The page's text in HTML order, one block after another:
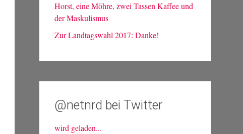
Horst, eine Möhre, zwei Tassen Kaffee und
der Maskulismus
Zur Landtagswahl 2017: Danke!
@netnrd bei Twitter
wird geladen...